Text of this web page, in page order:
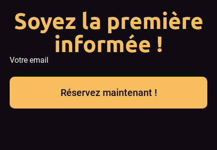
Soyez la première
informée !
Votre email
Réservez maintenant !